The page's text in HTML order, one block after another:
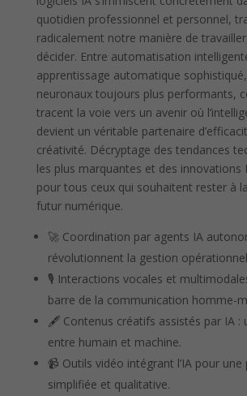
quotidien professionnel et personnel,
radicalement notre manière de
décider. Entre automatisation
apprentissage automatique
neuronaux toujours plus performants,
tracent la voie vers un avenir où
devient un véritable partenaire
créativité. Décryptage des tendances
les plus marquantes et des innovations
pour tous ceux qui souhaitent rester à
futur numérique.
🚀 Coordination par agents IA
révolutionnent la gestion
🎙️ Interactions vocales et
barre de la communication homme-
🖋️ Contenus créatifs assistés par IA :
entre humain et machine.
📹 Outils vidéo intégrant l’IA pour
simplifiée et qualitative.